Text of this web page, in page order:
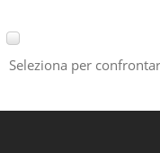
Seleziona per